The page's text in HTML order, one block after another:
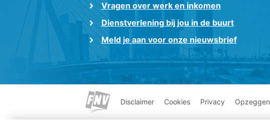
Vragen over werk en inkomen
Dienstverlening bij jou in de buurt
Meld je aan voor onze nieuwsbrief
Disclaimer Cookies Privacy Opzeggen